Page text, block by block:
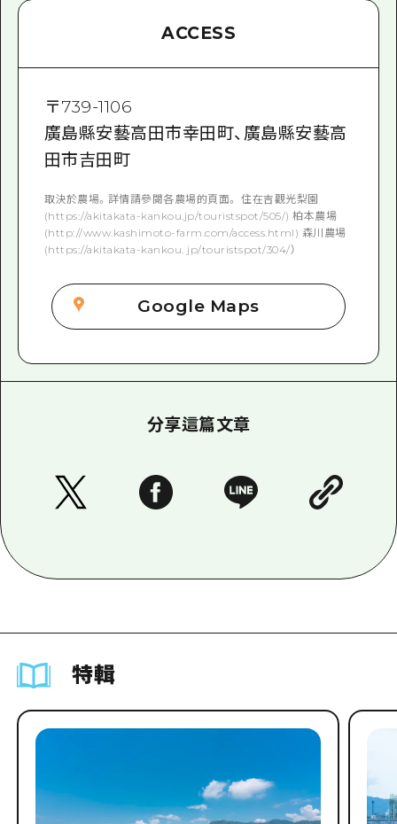
ACCESS
〒739-1106
廣島縣安藝高田市幸田町、廣島縣安藝高
田市吉田町
取決於農場。詳情請參閱各農場的頁面。 住在吉觀光梨園
(https://akitakata-kankou.jp/touristspot/505/) 柏本農場
(http://www.kashimoto-farm.com/access.html) 森川農場
(https://akitakata-kankou. jp/touristspot/304/）
Google Maps
分享這篇文章
特輯